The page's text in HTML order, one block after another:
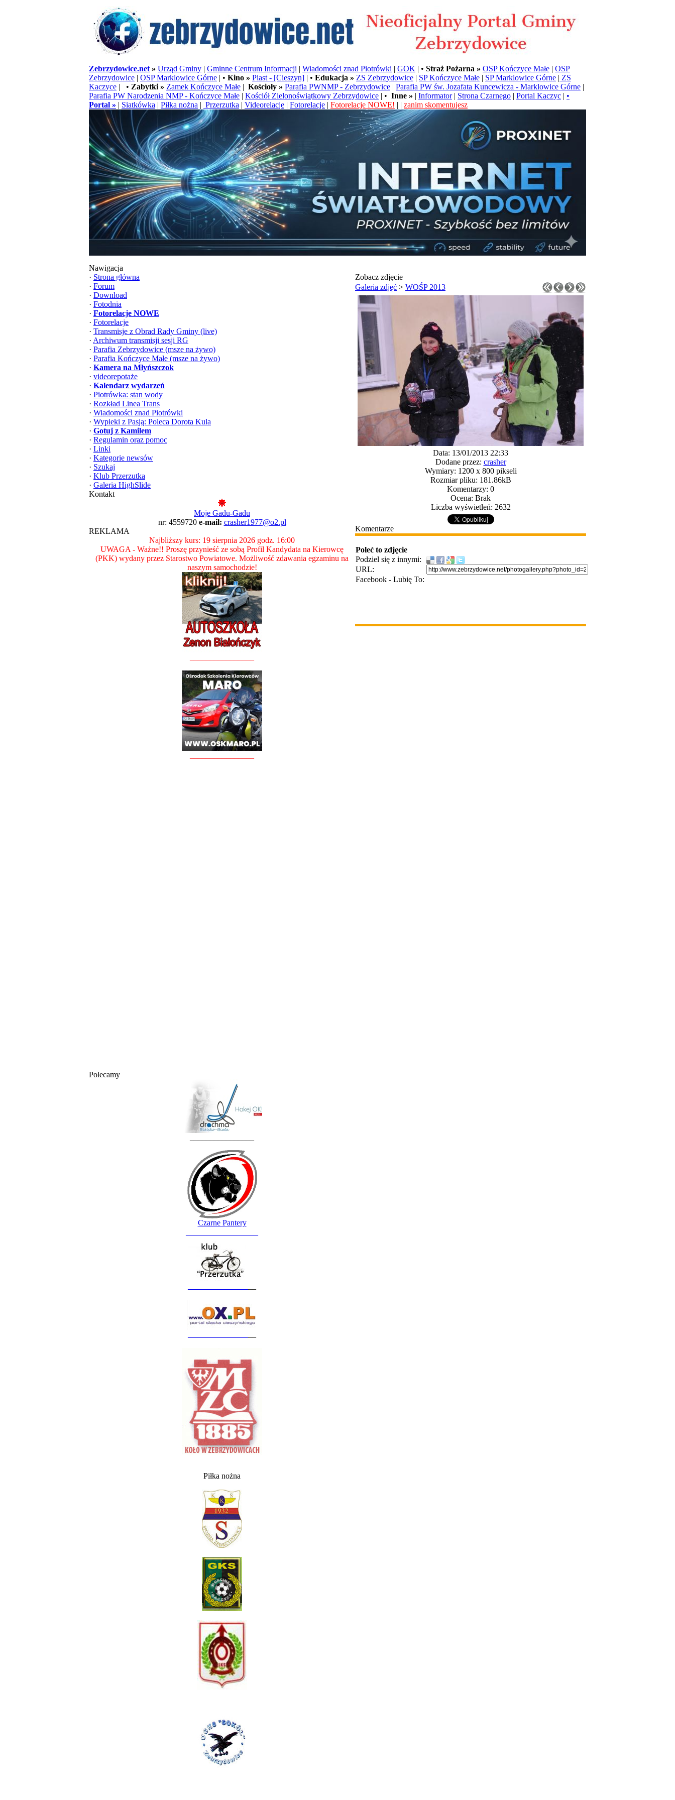
Zebrzydowice.net » Urząd Gminy | Gminne Centrum Informacji | Wiadomości znad Piotrówki | GOK | • Straż Pożarna » OSP Kończyce Małe | OSP
Zebrzydowice | OSP Marklowice Górne | • Kino » Piast - [Cieszyn] | • Edukacja » ZS Zebrzydowice | SP Kończyce Małe | SP Marklowice Górne | ZS
Kaczyce | • Zabytki » Zamek Kończyce Małe | Kościoły » Parafia PWNMP - Zebrzydowice | Parafia PW św. Jozafata Kuncewicza - Marklowice Górne |
Parafia PW Narodzenia NMP - Kończyce Małe | Kościół Zielonoświątkowy Zebrzydowice | • Inne » | Informator| Strona Czarnego | Portal Kaczyc | •
Portal » | Siatkówka | Piłka nożna | Przerzutka | Videorelacje | Fotorelacje | Fotorelacje NOWE! | | zanim skomentujesz
Nawigacja
· Strona główna
· Forum
· Download
· Fotodnia
· Fotorelacje NOWE
· Fotorelacje
· Transmisje z Obrad Rady Gminy (live)
· Archiwum transmisji sesji RG
· Parafia Zebrzydowice (msze na żywo)
· Parafia Kończyce Małe (msze na żywo)
· Kamera na Młyńszczok
· videorepotaże
· Kalendarz wydarzeń
· Piotrówka: stan wody
· Rozkład Linea Trans
· Wiadomości znad Piotrówki
· Wypieki z Pasją: Poleca Dorota Kula
· Gotuj z Kamilem
· Regulamin oraz pomoc
· Linki
· Kategorie newsów
· Szukaj
· Klub Przerzutka
· Galeria HighSlide
Kontakt
Moje Gadu-Gadu
nr: 4559720 e-mail: crasher1977@o2.pl
REKLAMA
Najbliższy kurs: 19 sierpnia 2026 godz. 16:00
UWAGA - Ważne!! Proszę przynieść ze sobą Profil Kandydata na Kierowcę
(PKK) wydany przez Starostwo Powiatowe. Możliwość zdawania egzaminu na
naszym samochodzie!
Polecamy
Czarne Pantery
Piłka nożna
Zobacz zdjęcie
Galeria zdjęć > WOŚP 2013
Data: 13/01/2013 22:33
Dodane przez: crasher
Wymiary: 1200 x 800 pikseli
Rozmiar pliku: 181.86kB
Komentarzy: 0
Ocena: Brak
Liczba wyświetleń: 2632
Komentarze
Poleć to zdjęcie
Podziel się z innymi:
URL:
Facebook - Lubię To: